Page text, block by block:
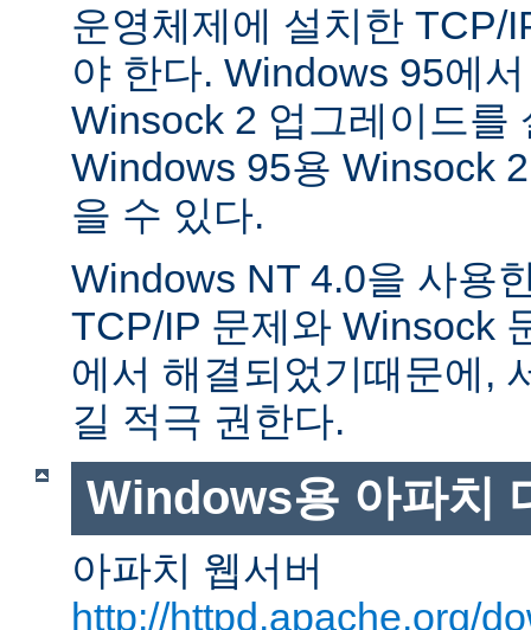
운영체제에 설치한 TCP/
야 한다. Windows 95에
Winsock 2 업그레이드를
Windows 95용 Winsock
을 수 있다.
Windows NT 4.0을 사용
TCP/IP 문제와 Winsock
에서 해결되었기때문에,
길 적극 권한다.
Windows용 아파치
아파치 웹서버
http://httpd.apache.org/